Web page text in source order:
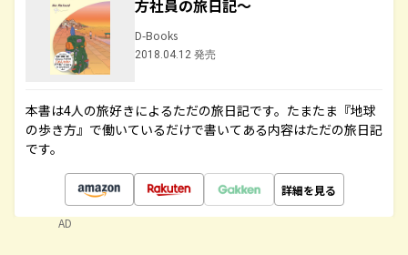
方社員の旅日記～
D-Books
2018.04.12 発売
本書は4人の旅好きによるただの旅日記です。たまたま『地球
の歩き方』で働いているだけで書いてある内容はただの旅日記
です。
詳細を見る
AD